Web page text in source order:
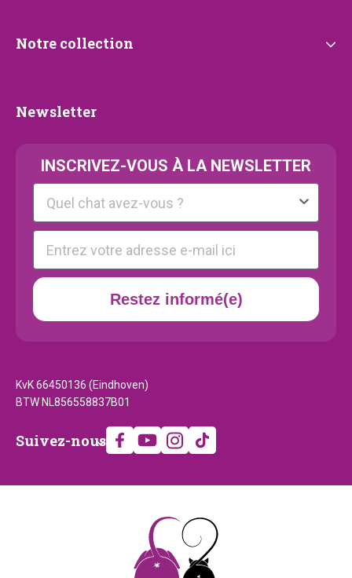
Notre
Notre collection
Newsletter
Newsletter
INSCRIVEZ-VOUS À LA NEWSLETTER
Kattenras
E-mail
Restez informé(e)
KvK 66450136 (Eindhoven)
BTW NL856558837B01
Suivez-
Suivez-nous